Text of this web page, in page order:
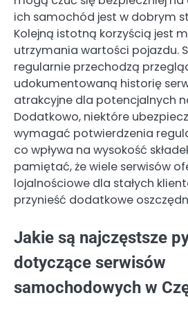
ich samochód jest w dobrym
Kolejną istotną korzyścią jest
utrzymania wartości pojazdu.
regularnie przechodzą
udokumentowaną historię
atrakcyjne dla potencjalnych
Dodatkowo, niektóre
wymagać potwierdzenia
co wpływa na wysokość
pamiętać, że wiele serwisów
lojalnościowe dla stałych
przynieść dodatkowe
Jakie są najczęstsze
dotyczące serwisów
samochodowych w